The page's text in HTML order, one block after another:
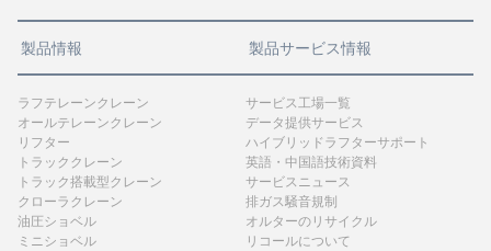
製品情報
ラフテレーンクレーン
オールテレーンクレーン
リフター
トラッククレーン
トラック搭載型クレーン
クローラクレーン
油圧ショベル
ミニショベル
製品サービス情報
サービス工場一覧
データ提供サービス
ハイブリッドラフターサポート
英語・中国語技術資料
サービスニュース
排ガス騒音規制
オルターのリサイクル
リコールについて